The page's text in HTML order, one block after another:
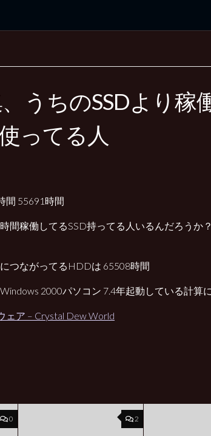
うちのSSDより稼
ってる人
間 55691時間
間稼働してるSSD持ってる人いるんだろうか？
つながってるHDDは 65508時間
2000パソコン 7.4年起動している計算
ェア – Crystal Dew World
0 2